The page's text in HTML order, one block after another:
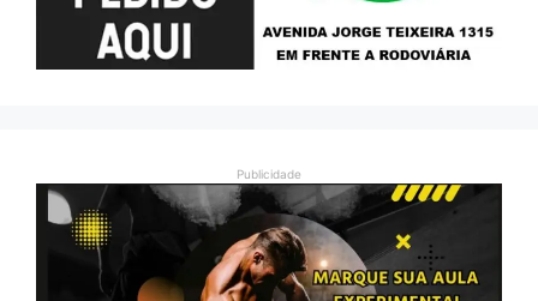
Publicidade